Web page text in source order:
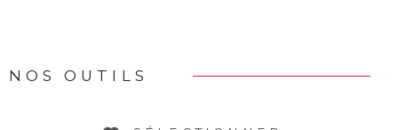
NOS OUTILS